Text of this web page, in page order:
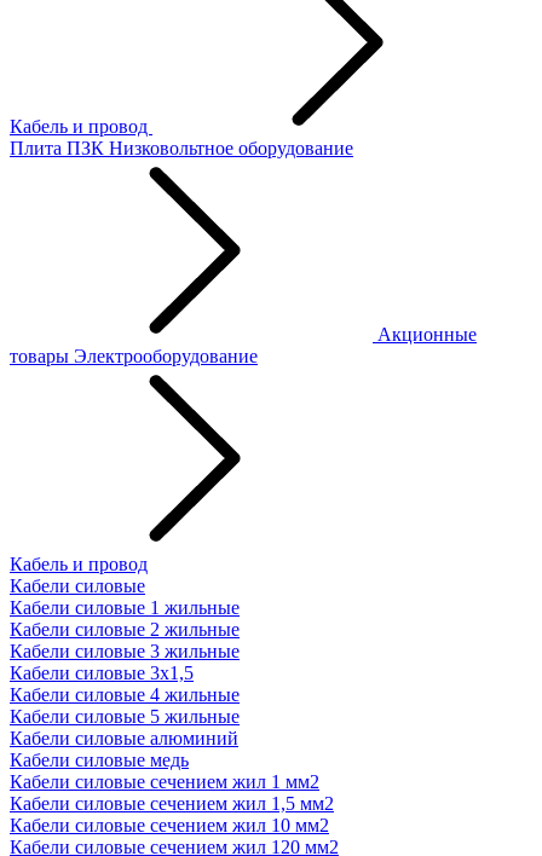
Кабель и провод
Плита ПЗК Низковольтное оборудование
Акционные
товары Электрооборудование
Кабель и провод
Кабели силовые
Кабели силовые 1 жильные
Кабели силовые 2 жильные
Кабели силовые 3 жильные
Кабели силовые 3х1,5
Кабели силовые 4 жильные
Кабели силовые 5 жильные
Кабели силовые алюминий
Кабели силовые медь
Кабели силовые сечением жил 1 мм2
Кабели силовые сечением жил 1,5 мм2
Кабели силовые сечением жил 10 мм2
Кабели силовые сечением жил 120 мм2